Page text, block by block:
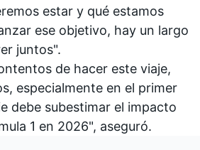
estar y qué estamos
ese objetivo, hay un largo
juntos".
de hacer este viaje,
especialmente en el primer
debe subestimar el impacto
1 en 2026", aseguró.